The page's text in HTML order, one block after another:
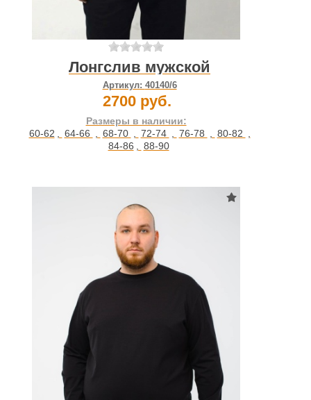
Лонгслив мужской
Артикул: 40140/6
2700 руб.
Размеры в наличии:
60-62 , 64-66 , 68-70 , 72-74 , 76-78 , 80-82 ,
84-86 , 88-90